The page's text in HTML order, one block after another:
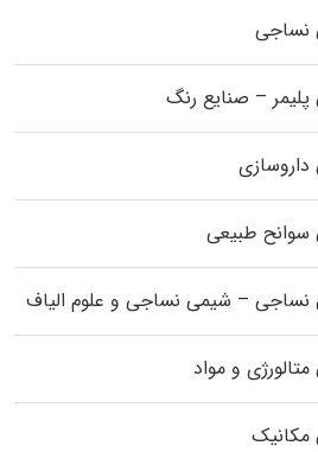
نساجی
– صنایع رنگ
سوانح طبیعی
نساجی – شیمی نساجی و علوم الیاف
و مواد
مکانیک